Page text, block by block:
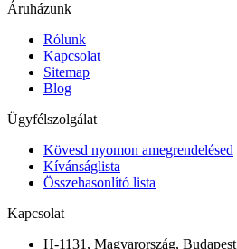
Áruházunk
Rólunk
Kapcsolat
Sitemap
Blog
Ügyfélszolgálat
Kövesd nyomon amegrendelésed
Kívánságlista
Összehasonlító lista
Kapcsolat
H-1131, Magyarország, Budapest